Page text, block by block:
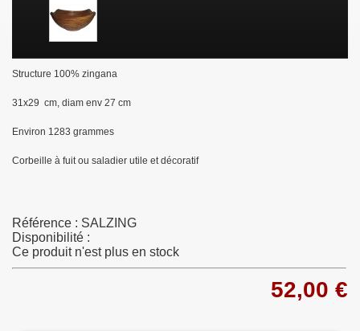
Structure 100% zingana
31x29 cm, diam env 27 cm
Environ 1283 grammes
Corbeille à fuit ou saladier utile et décoratif
Référence : SALZING
Disponibilité :
Ce produit n'est plus en stock
52,00 €